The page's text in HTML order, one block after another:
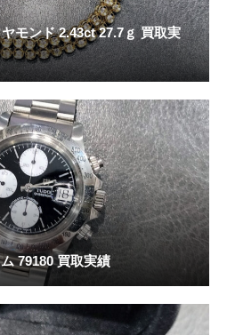
モンド 2.43ct 27.7ｇ 買取実
79180 買取実績